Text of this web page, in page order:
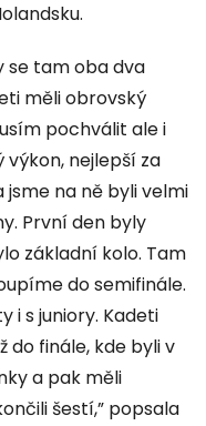
se tam oba dva
měli obrovský
pochválit ale i
výkon, nejlepší za
jsme na ně byli velmi
První den byly
základní kolo. Tam
do semifinále.
i s juniory. Kadeti
do finále, kde byli v
a pak měli
šestí,” popsala